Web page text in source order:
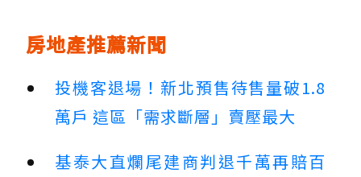
房地產推薦新聞
投機客退場！新北預售待售量破1.8
萬戶 這區「需求斷層」賣壓最大
基泰大直爛尾建商判退千萬再賠百